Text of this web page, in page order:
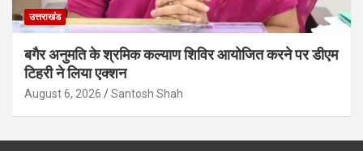
उत्तराखंड
बगैर अनुमति के श्रमिक कल्याण शिविर आयोजित करने पर डीएम
टिहरी ने लिया एक्शन
August 6, 2026 Santosh Shah